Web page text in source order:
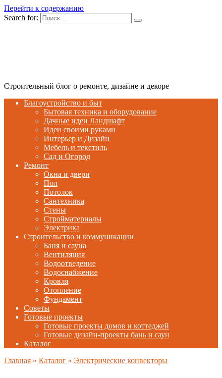
Перейти к содержанию
Search for:
Строительный блог о ремонте, дизайне и декоре
Благоустройство и быт
Бытовая техника и оборудование
Дачные идеи Ландшафт
Идеи своими руками
Интерьер и Дизайн
Мебель и текстиль
Сад и Огород
Ремонт
Окна и двери
Пол
Потолок
Сантехника
Стены
Стройматериалы
Электрика
Строительство и коммуникации
Баня и сауна
Вентиляция
Водоотведение
Водоснабжение
Кровля
Отопление
Фундамент
Советы
Готовые проекты
Готовые проекты домов и коттеджей
Готовые дизайн-проекты бань и саун
Каталог
Главная » Каталог » Электрические конвекторы